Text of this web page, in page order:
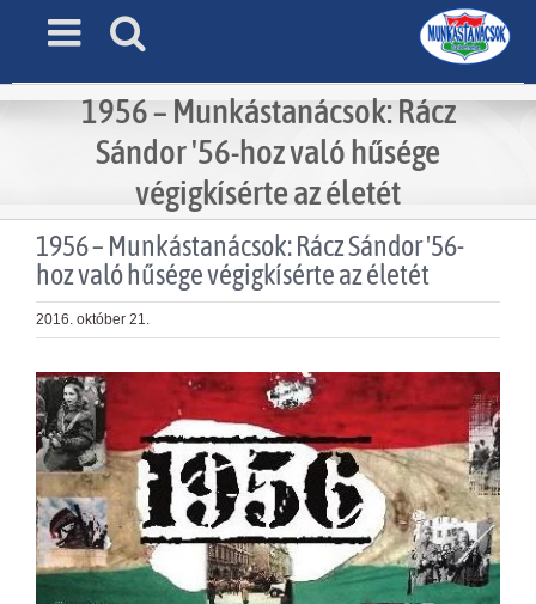
1956 – Munkástanácsok: Rácz
Sándor '56-hoz való hűsége
végigkísérte az életét
1956 – Munkástanácsok: Rácz Sándor '56-
hoz való hűsége végigkísérte az életét
2016. október 21.
View
Larger
Image